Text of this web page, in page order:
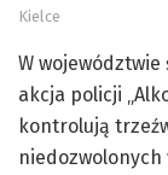
Kielce
W
akcja policji
kontrolują